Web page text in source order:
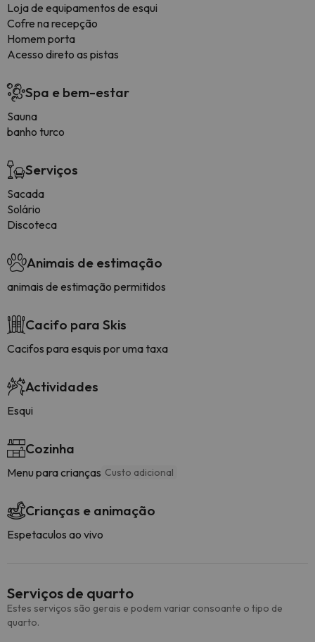
Loja de equipamentos de esqui
Cofre na recepção
Homem porta
Acesso direto as pistas
Spa e bem-estar
Sauna
banho turco
Serviços
Sacada
Solário
Discoteca
Animais de estimação
animais de estimação permitidos
Cacifo para Skis
Cacifos para esquis por uma taxa
Actividades
Esqui
Cozinha
Menu para crianças Custo adicional
Crianças e animação
Espetaculos ao vivo
Serviços de quarto
Estes serviços são gerais e podem variar consoante o tipo de
quarto.